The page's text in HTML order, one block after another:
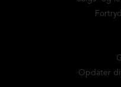
Opdater